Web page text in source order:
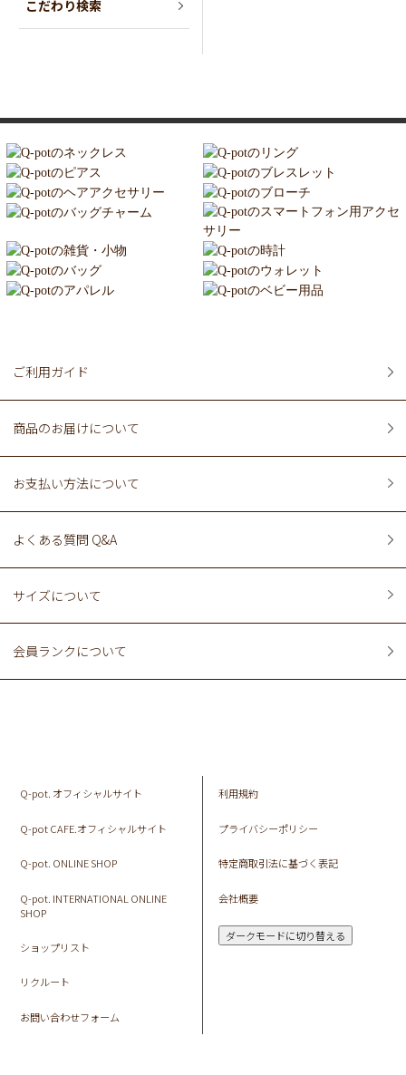
こだわり検索
ご利用ガイド
商品のお届けについて
お支払い方法について
よくある質問 Q&A
サイズについて
会員ランクについて
Q-pot. オフィシャルサイト
Q-pot CAFE.オフィシャルサイト
Q-pot. ONLINE SHOP
Q-pot. INTERNATIONAL ONLINE
SHOP
ショップリスト
リクルート
お問い合わせフォーム
利用規約
プライバシーポリシー
特定商取引法に基づく表記
会社概要
ダークモードに切り替える